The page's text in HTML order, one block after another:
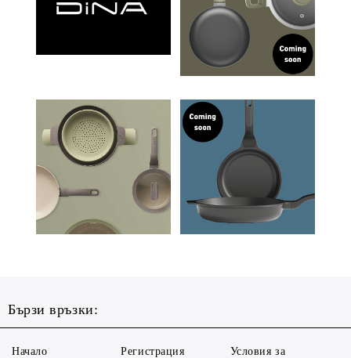
Бързи връзки:
Начало Регистрация
Условия за